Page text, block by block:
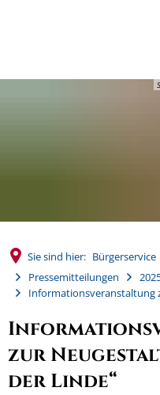
Sie sind hier: Bürgerservice
Pressemitteilungen
Informationsveranstaltung
zur
der Linde“